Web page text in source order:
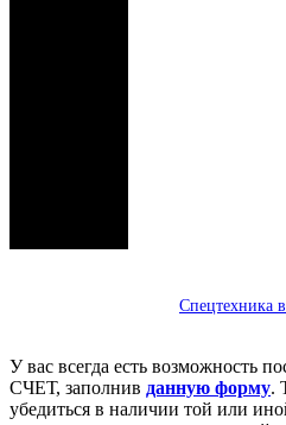
Спецтехника
У вас всегда есть возможность
СЧЕТ, заполнив данную форму.
убедиться в наличии той или